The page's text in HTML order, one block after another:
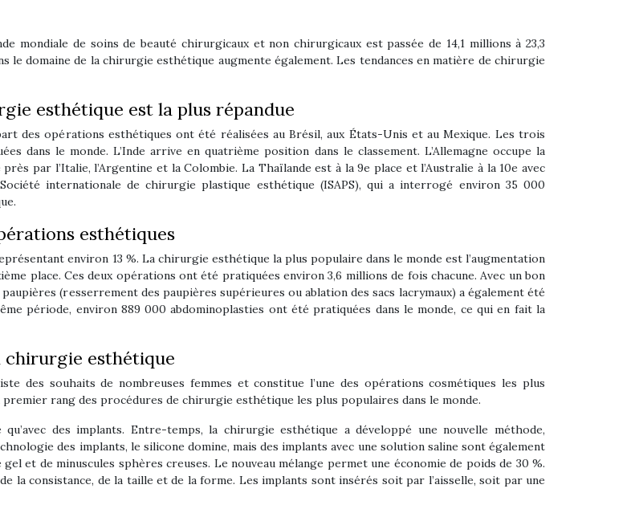
mondiale de soins de beauté chirurgicaux et non chirurgicaux est passée de 14,1 millions à 23,3
le domaine de la chirurgie esthétique augmente également. Les tendances en matière de chirurgie
esthétique est la plus répandue
des opérations esthétiques ont été réalisées au Brésil, aux États-Unis et au Mexique. Les trois
dans le monde. L’Inde arrive en quatrième position dans le classement. L’Allemagne occupe la
par l’Italie, l’Argentine et la Colombie. La Thaïlande est à la 9e place et l’Australie à la 10e avec
internationale de chirurgie plastique esthétique (ISAPS), qui a interrogé environ 35 000
esthétiques
environ 13 %. La chirurgie esthétique la plus populaire dans le monde est l’augmentation
place. Ces deux opérations ont été pratiquées environ 3,6 millions de fois chacune. Avec un bon
(resserrement des paupières supérieures ou ablation des sacs lacrymaux) a également été
période, environ 889 000 abdominoplasties ont été pratiquées dans le monde, ce qui en fait la
chirurgie esthétique
des souhaits de nombreuses femmes et constitue l’une des opérations cosmétiques les plus
premier rang des procédures de chirurgie esthétique les plus populaires dans le monde.
qu’avec des implants. Entre-temps, la chirurgie esthétique a développé une nouvelle méthode,
des implants, le silicone domine, mais des implants avec une solution saline sont également
et de minuscules sphères creuses. Le nouveau mélange permet une économie de poids de 30 %.
la consistance, de la taille et de la forme. Les implants sont insérés soit par l’aisselle, soit par une